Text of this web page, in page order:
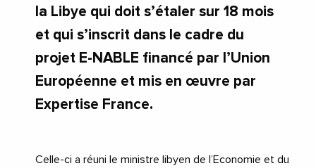
la Libye qui doit s’étaler sur 18 mois
et qui s’inscrit dans le cadre du
projet E-NABLE financé par l’Union
Européenne et mis en œuvre par
Expertise France.
Celle-ci a réuni le ministre libyen de l’Economie et du